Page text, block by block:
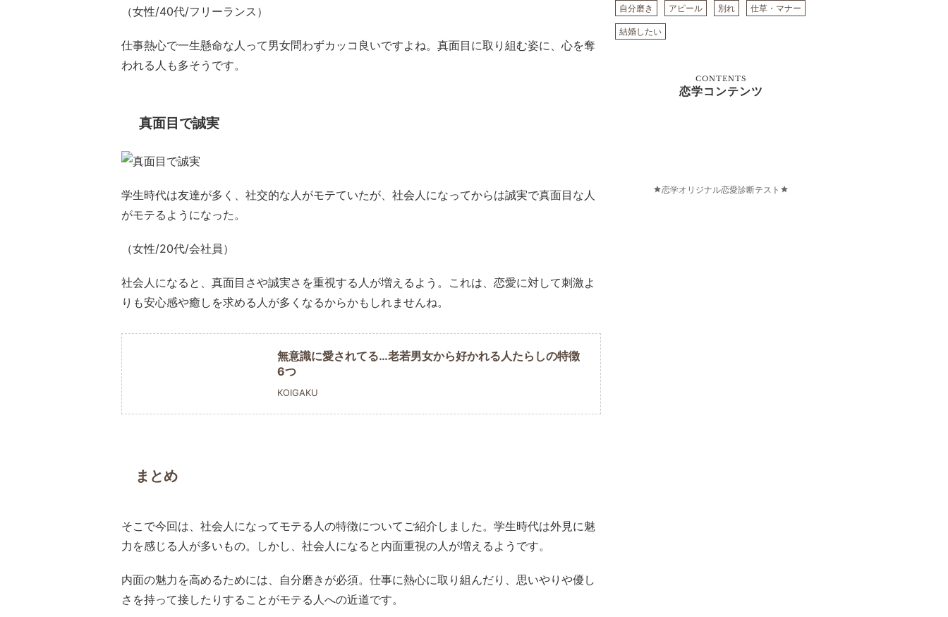
（女性/40代/フリーランス）
仕事熱心で一生懸命な人って男女問わずカッコ良いですよね。真面目に取り組む姿に、心を奪
われる人も多そうです。
真面目で誠実
学生時代は友達が多く、社交的な人がモテていたが、社会人になってからは誠実で真面目な人
がモテるようになった。
（女性/20代/会社員）
社会人になると、真面目さや誠実さを重視する人が増えるよう。これは、恋愛に対して刺激よ
りも安心感や癒しを求める人が多くなるからかもしれませんね。
無意識に愛されてる…老若男女から好かれる人たらしの特徴
6つ
KOIGAKU
まとめ
そこで今回は、社会人になってモテる人の特徴についてご紹介しました。学生時代は外見に魅
力を感じる人が多いもの。しかし、社会人になると内面重視の人が増えるようです。
内面の魅力を高めるためには、自分磨きが必須。仕事に熱心に取り組んだり、思いやりや優し
さを持って接したりすることがモテる人への近道です。
自分磨き アピール 別れ 仕草・マナー
結婚したい
CONTENTS
恋学コンテンツ
恋学オリジナル恋愛診断テスト